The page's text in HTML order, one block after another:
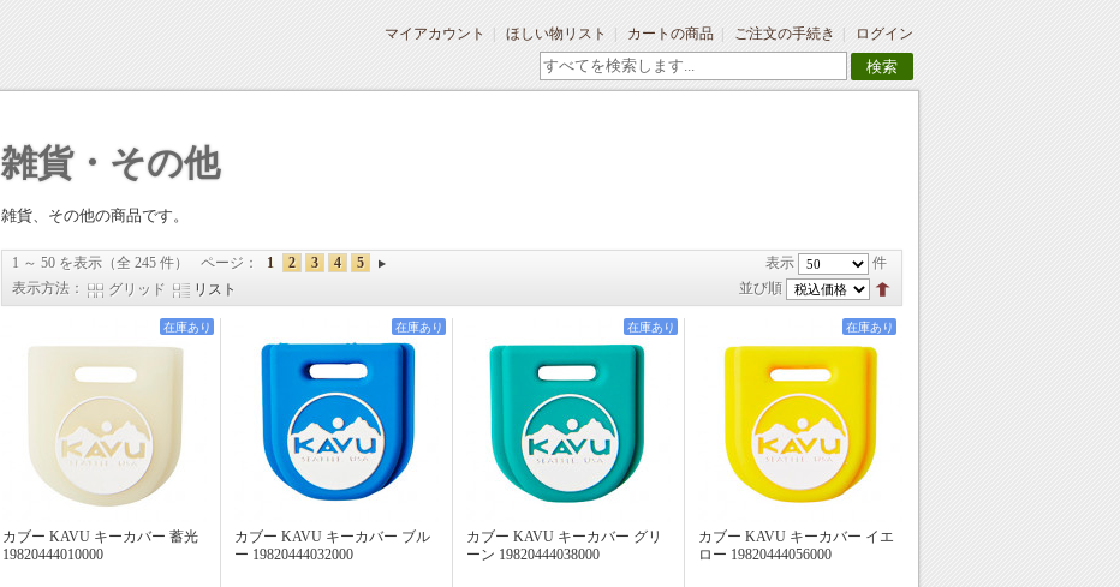
マイアカウント ほしい物リスト カートの商品 ご注文の手続き ログイン
検索
雑貨・その他
雑貨、その他の商品です。
1 ～ 50 を表示（全 245 件） 表示 件
ページ： 1 2 3 4
5
表示方法：
グリッド リスト 並び順
カブー KAVU キーカバー 蓄光
19820444010000
在庫あり
カブー KAVU キーカバー ブル
ー 19820444032000
在庫あり
カブー KAVU キーカバー グリ
ーン 19820444038000
在庫あり
カブー KAVU キーカバー イエ
ロー 19820444056000
在庫あり